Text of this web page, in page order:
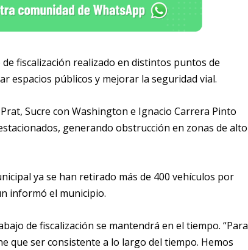
fiscalización realizado en distintos puntos de
espacios públicos y mejorar la seguridad vial.
Sucre con Washington e Ignacio Carrera Pinto
generando obstrucción en zonas de alto
ya se han retirado más de 400 vehículos por
informó el municipio.
de fiscalización se mantendrá en el tiempo. “Para
que ser consistente a lo largo del tiempo. Hemos